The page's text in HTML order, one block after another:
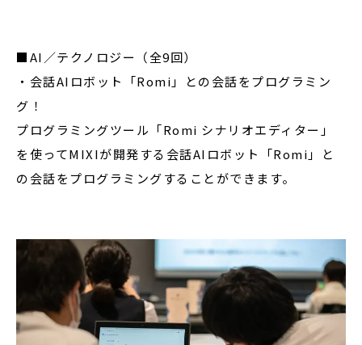
■AI／テクノロジー（全9回）
・会話AIロボット「Romi」との会話をプログラミン
グ！
プログラミングツール「Romi シナリオエディター」
を使ってMIXIが開発する会話AIロボット「Romi」と
の会話をプログラミングすることができます。